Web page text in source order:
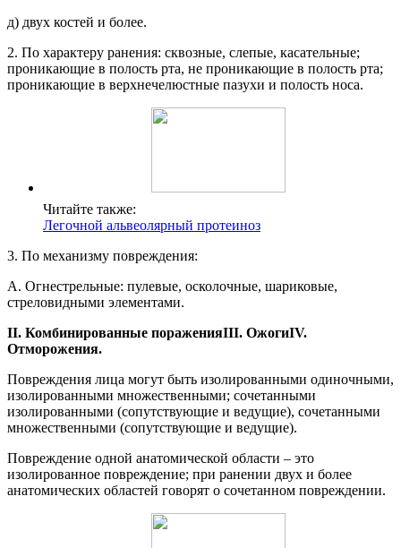
д) двух костей и более.
2. По характеру ранения: сквозные, слепые, касательные;
проникающие в полость рта, не проникающие в полость рта;
проникающие в верхнечелюстные пазухи и полость носа.
Читайте также:
Легочной альвеолярный протеиноз
3. По механизму повреждения:
А. Огнестрельные: пулевые, осколочные, шариковые,
стреловидными элементами.
II. Комбинированные пораженияIII. ОжогиIV.
Отморожения.
Повреждения лица могут быть изолированными одиночными,
изолированными множественными; сочетанными
изолированными (сопутствующие и ведущие), сочетанными
множественными (сопутствующие и ведущие).
Повреждение одной анатомической области – это
изолированное повреждение; при ранении двух и более
анатомических областей говорят о сочетанном повреждении.